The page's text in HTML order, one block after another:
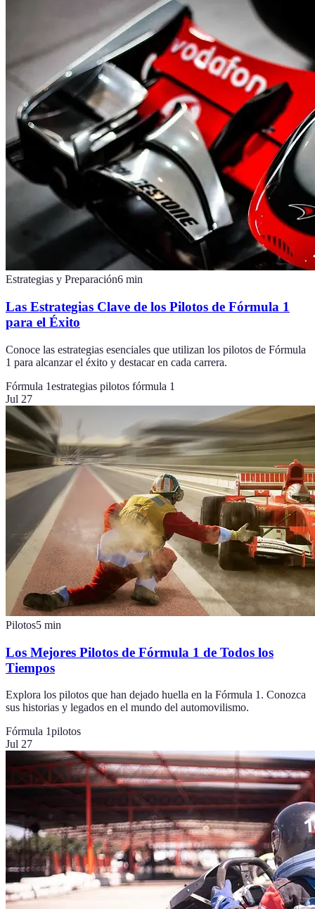
Estrategias y Preparación6 min
Las Estrategias Clave de los Pilotos de Fórmula 1
para el Éxito
Conoce las estrategias esenciales que utilizan los pilotos de Fórmula
1 para alcanzar el éxito y destacar en cada carrera.
Fórmula 1estrategias pilotos fórmula 1
Jul 27
Pilotos5 min
Los Mejores Pilotos de Fórmula 1 de Todos los
Tiempos
Explora los pilotos que han dejado huella en la Fórmula 1. Conozca
sus historias y legados en el mundo del automovilismo.
Fórmula 1pilotos
Jul 27